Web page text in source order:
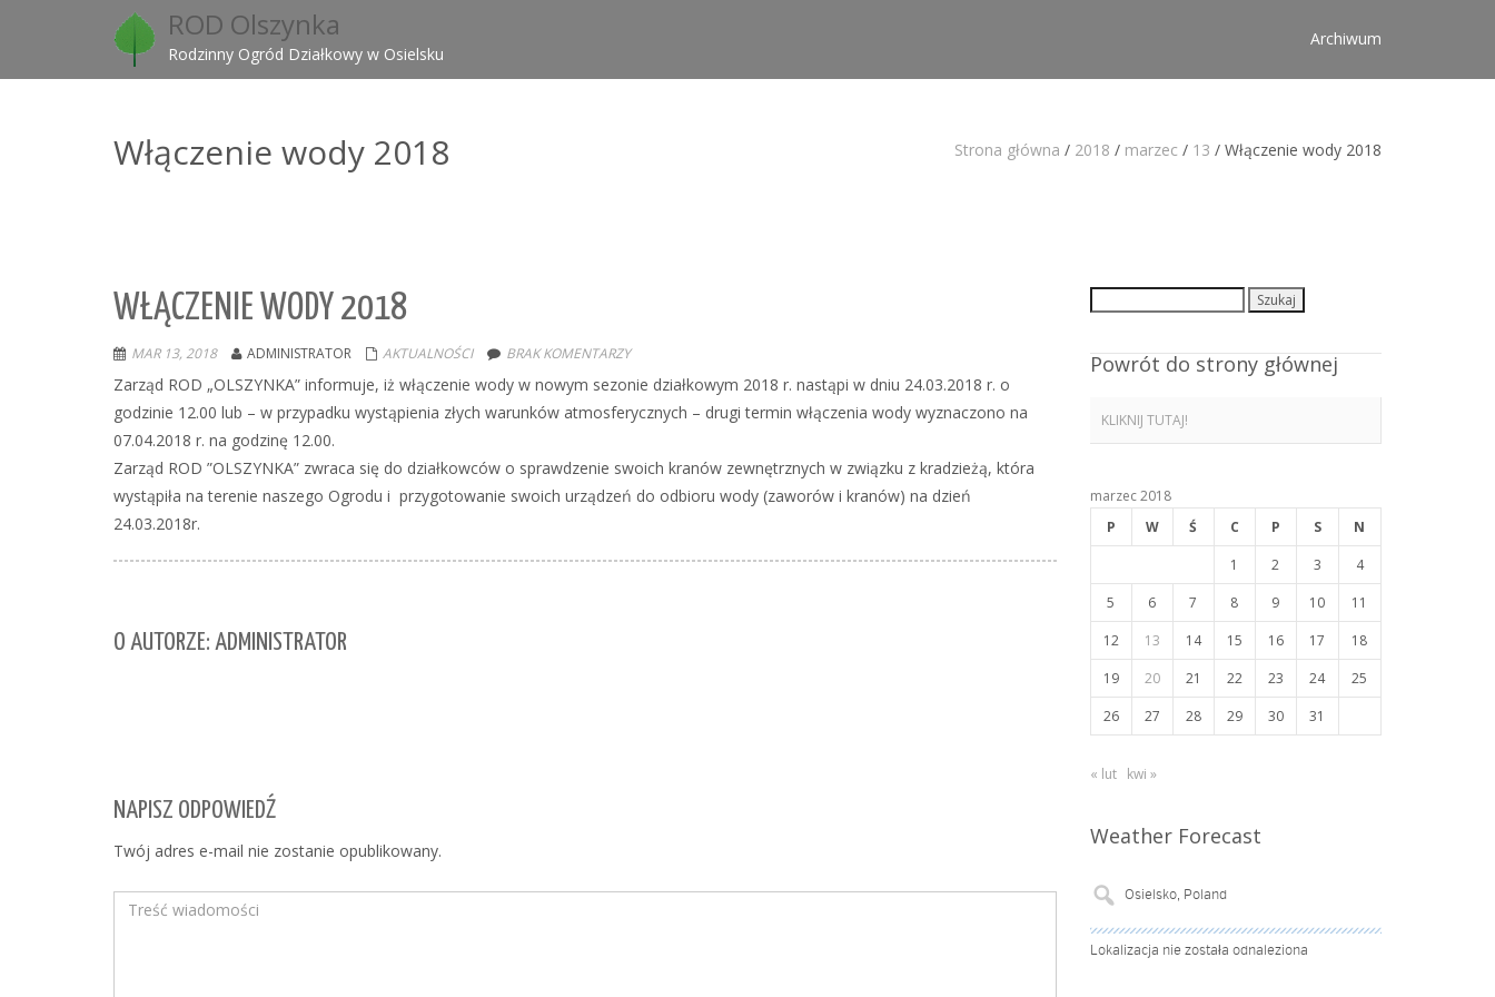
ROD Olszynka
Rodzinny Ogród Działkowy w Osielsku
Archiwum
Włączenie wody 2018 Strona główna / 2018 / marzec / 13 / Włączenie wody 2018
WŁĄCZENIE WODY 2018
MAR 13, 2018 ADMINISTRATOR AKTUALNOŚCI BRAK KOMENTARZY
Zarząd ROD „OLSZYNKA” informuje, iż włączenie wody w nowym sezonie działkowym 2018 r. nastąpi w dniu 24.03.2018 r. o
godzinie 12.00 lub – w przypadku wystąpienia złych warunków atmosferycznych – drugi termin włączenia wody wyznaczono na
07.04.2018 r. na godzinę 12.00.
Zarząd ROD ”OLSZYNKA” zwraca się do działkowców o sprawdzenie swoich kranów zewnętrznych w związku z kradzieżą, która
wystąpiła na terenie naszego Ogrodu i przygotowanie swoich urządzeń do odbioru wody (zaworów i kranów) na dzień
24.03.2018r.
O AUTORZE: ADMINISTRATOR
NAPISZ ODPOWIEDŹ
Twój adres e-mail nie zostanie opublikowany.
Powrót do strony głównej
KLIKNIJ TUTAJ!
marzec 2018
P
W Ś C P S
N
1
2 3
4
5
6 7 8 9 10
11
12
13 14 15 16 17
18
19
20 21 22 23 24
25
26
27 28 29 30 31
« lut kwi »
Weather Forecast
Lokalizacja nie została odnaleziona